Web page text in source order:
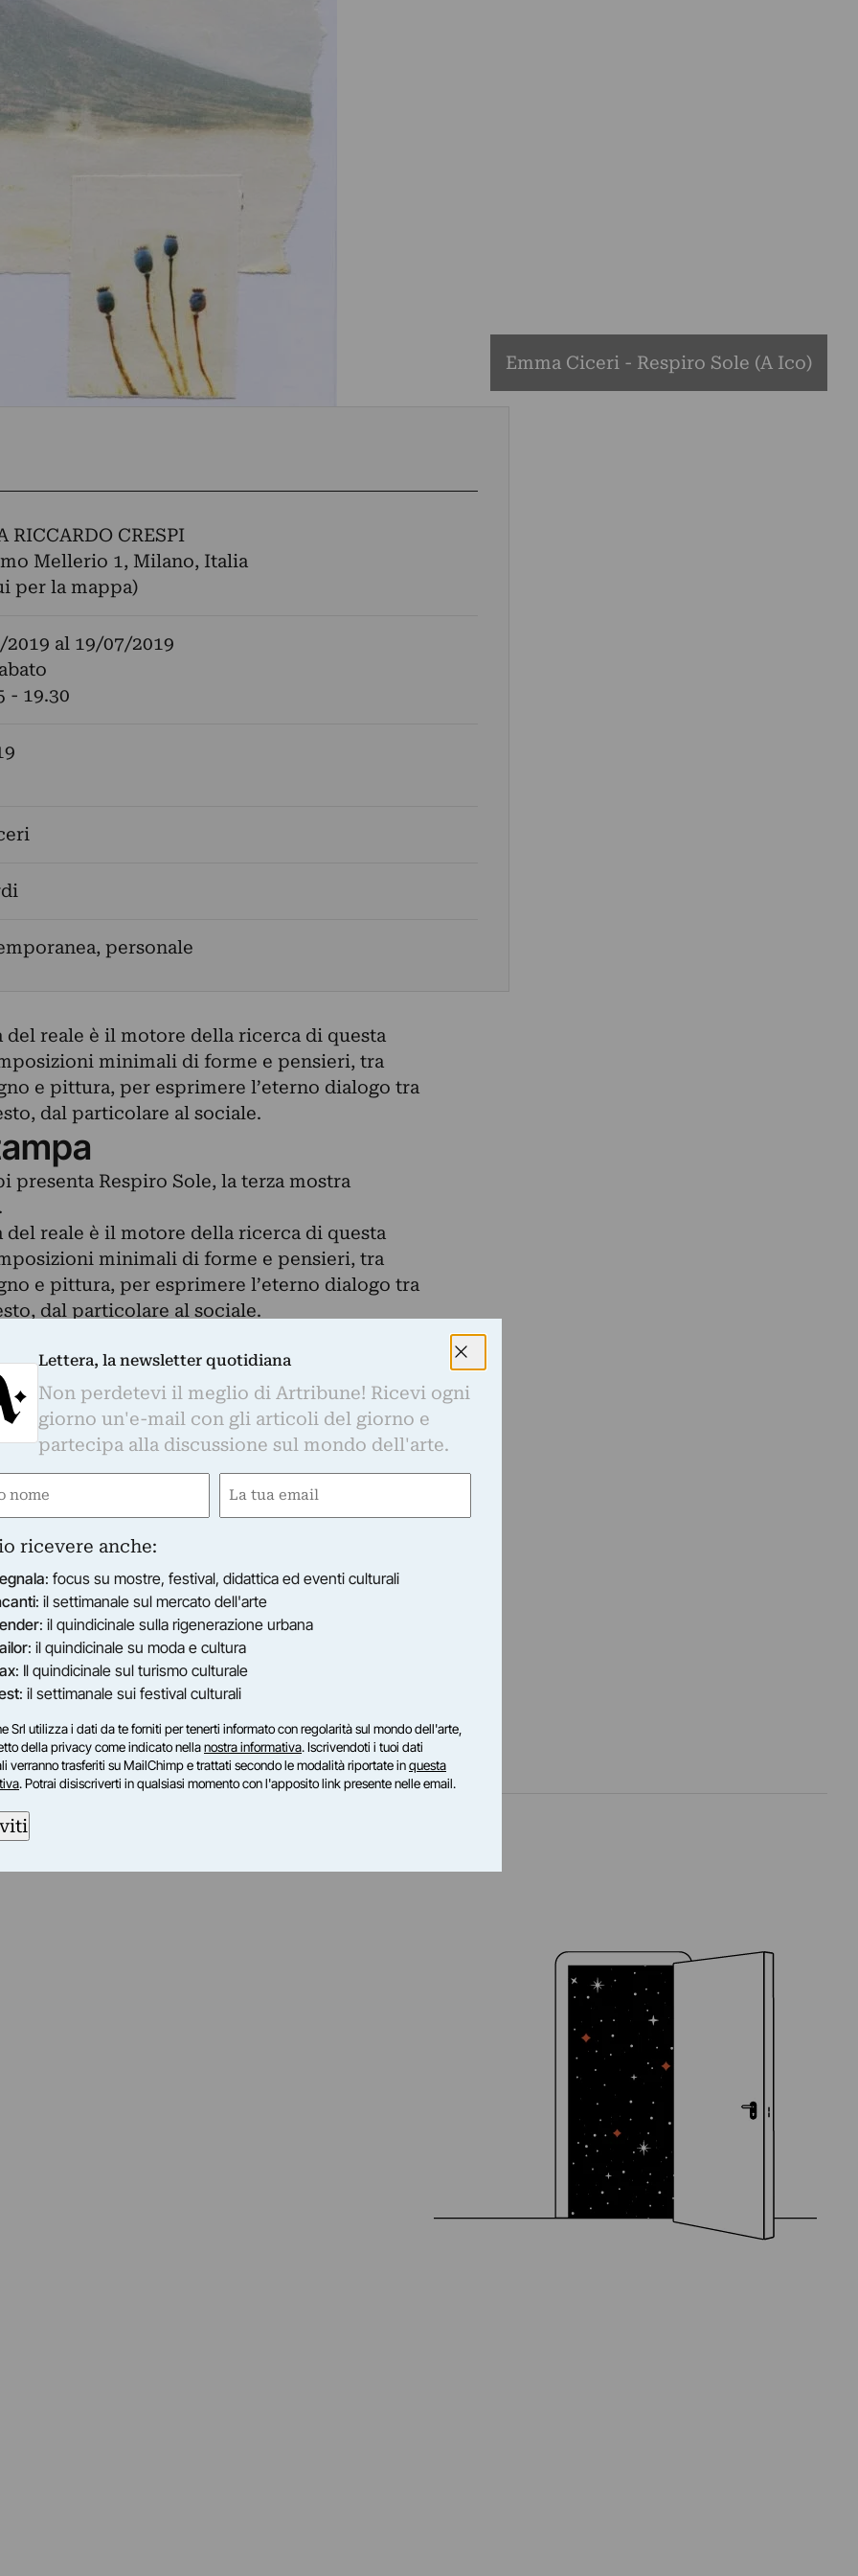
Emma Ciceri - Respiro Sole (A Ico)
RICCARDO CRESPI
Mellerio 1, Milano, Italia
per la mappa)
2019 al 19/07/2019
- 19.30
personale
del reale è il motore della ricerca di questa
minimali di forme e pensieri, tra
e pittura, per esprimere l’eterno dialogo tra
dal particolare al sociale.
presenta Respiro Sole, la terza mostra
del reale è il motore della ricerca di questa
minimali di forme e pensieri, tra
e pittura, per esprimere l’eterno dialogo tra
dal particolare al sociale.
di ‘cancellature’ Senza Titolo, brandelli di
e riviste, frammenti e pagine che sono state
materialmente cancellate, fino a far emergere i
come tableaux vivants, sono più metafore in
in Non Potete Andare via anche se il
la camera fissa riprende una scena
al contrario in Respiro Sole è l’artista a
casualità rituale del quotidiano: un
l’attenzione sull’essenziale.
proiezione del 2010, Approfittando del
di una pratica quasi ascetica, e due
in pochi elementi l’universo
Lettera, la newsletter quotidiana
Non perdetevi il meglio di Artribune! Ricevi ogni
giorno un'e-mail con gli articoli del giorno e
partecipa alla discussione sul mondo dell'arte.
Email
ricevere anche:
: focus su mostre, festival, didattica ed eventi culturali
: il settimanale sul mercato dell'arte
: il quindicinale sulla rigenerazione urbana
: il quindicinale su moda e cultura
: Il quindicinale sul turismo culturale
: il settimanale sui festival culturali
Srl utilizza i dati da te forniti per tenerti informato con regolarità sul mondo dell'arte,
della privacy come indicato nellanostra informativa. Iscrivendoti i tuoi dati
verranno trasferiti su MailChimp e trattati secondo le modalità riportate inquesta
. Potrai disiscriverti in qualsiasi momento con l'apposito link presente nelle email.